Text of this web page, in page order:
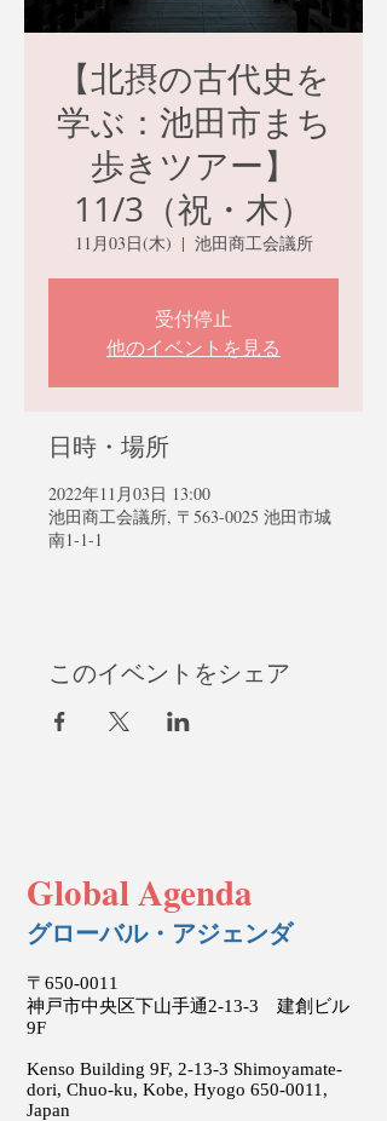
【北摂の古代史を
学ぶ：池田市まち
歩きツアー】
11/3（祝・木）
11月03日(木)
  |
池田商工会議所
受付停止
他のイベントを見る
日時・場所
2022年11月03日 13:00
池田商工会議所, 〒563-0025 池田市城
南1-1-1
このイベントをシェア
Global Agenda
グローバル・アジェンダ
〒650-0011
神戸市中央区下山手通2-13-3 建創ビル
9F
Kenso Building 9F, 2-13-3 Shimoyamate-
dori, Chuo-ku, Kobe, Hyogo 650-0011 ,
Japan